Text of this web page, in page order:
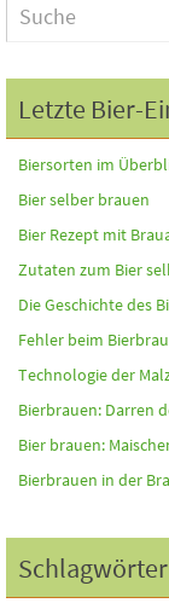
Letzte Bier-
Biersorten im
Bier selber brauen
Bier Rezept mit
Zutaten zum Bier
Die Geschichte des
Fehler beim
Technologie der
Bierbrauen: Darren
Bier brauen:
Bierbrauen in der
Schlagwörter